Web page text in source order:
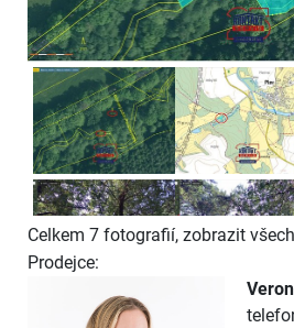
Celkem 7 fotografií, zobrazit
Prodejce: